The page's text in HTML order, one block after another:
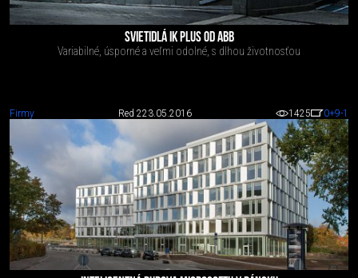
SVIETIDLÁ IK PLUS OD ABB
Variabilné, úsporné a veľmi odolné, s dlhou životnosťou
Firmy Red 223.05.2016 1425 0+9-1